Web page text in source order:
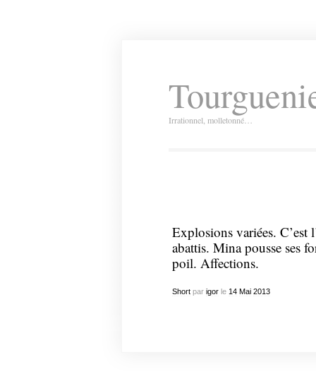
Irrationnel, molletonné…
Explosions variées. C’est
abattis. Mina pousse ses
poil. Affections.
Shortpar igorle 14 Mai 2013